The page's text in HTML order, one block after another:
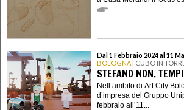
Dal 1 Febbraio 2024 al 11
BOLOGNA | CUBO IN
STEFANO NON.
Nell’ambito di Art City
d’impresa del Gruppo
febbraio all’11...